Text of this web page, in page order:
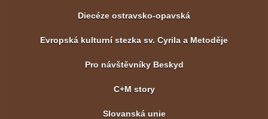
Diecéze ostravsko-opavská
Evropská kulturní stezka sv. Cyrila a Metoděje
Pro návštěvníky Beskyd
C+M story
Slovanská unie